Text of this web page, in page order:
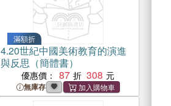
滿額折
4.20世紀中國美術教育的演進
與反思（簡體書）
優惠價： 87 308
無庫存